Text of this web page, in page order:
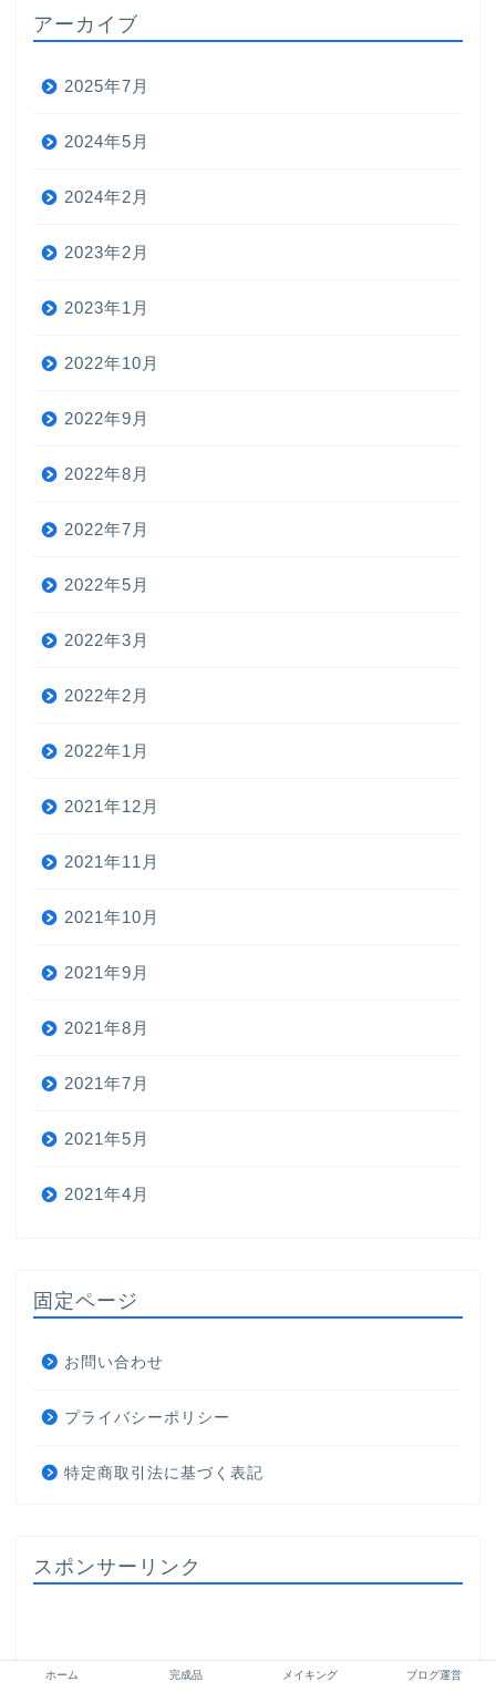
アーカイブ
2025年7月
2024年5月
2024年2月
2023年2月
2023年1月
2022年10月
2022年9月
2022年8月
2022年7月
2022年5月
2022年3月
2022年2月
2022年1月
2021年12月
2021年11月
2021年10月
2021年9月
2021年8月
2021年7月
2021年5月
2021年4月
固定ページ
お問い合わせ
プライバシーポリシー
特定商取引法に基づく表記
スポンサーリンク
ホーム 完成品 メイキング ブログ運営